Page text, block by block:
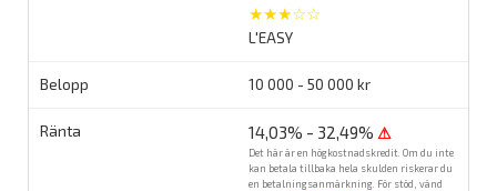
★★★☆☆
L'EASY
10 000 - 50 000 kr
14,03% - 32,49% ⚠
Det här är en högkostnadskredit. Om du inte
kan betala tillbaka hela skulden riskerar du
en betalningsanmärkning. För stöd, vänd